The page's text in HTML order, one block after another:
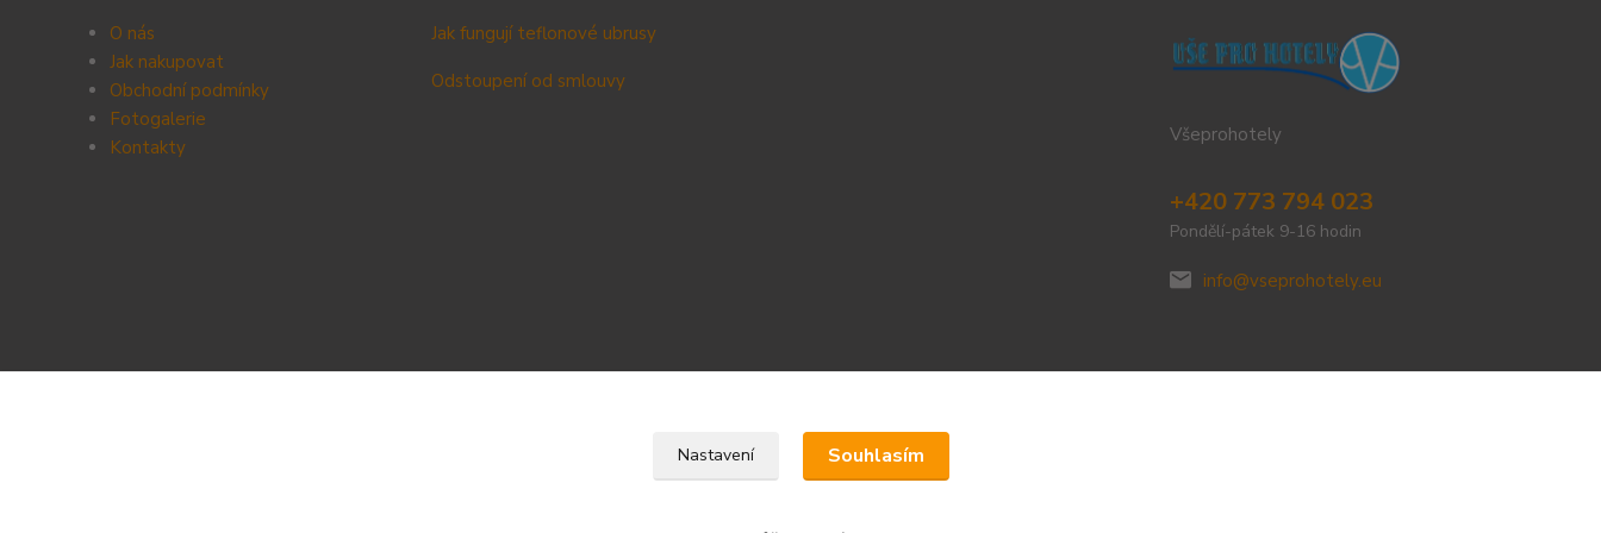
O nás
Jak nakupovat
Obchodní podmínky
Fotogalerie
Kontakty
Jak fungují teflonové ubrusy
Odstoupení od smlouvy
Všeprohotely
+420 773 794 023
Pondělí-pátek 9-16 hodin
info@vseprohotely.eu
Upravit sběr cookies.
Nastavení Souhlasím